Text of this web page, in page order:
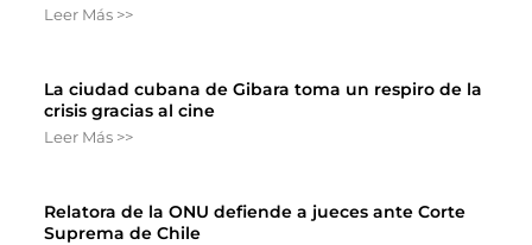
Leer Más >>
La ciudad cubana de Gibara toma un respiro de la
crisis gracias al cine
Leer Más >>
Relatora de la ONU defiende a jueces ante Corte
Suprema de Chile